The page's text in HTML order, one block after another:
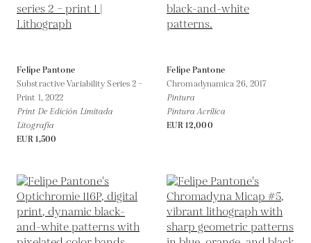
Felipe Pantone
Substractive Variability Series 2 –
Print 1, 2022
Print De Edición Limitada
Litografía
EUR 1,500
Felipe Pantone
Chromadynamica 26, 2017
Pintura
Pintura Acrílica
EUR 12,000